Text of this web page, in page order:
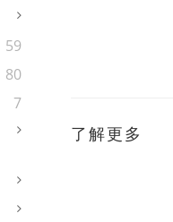
59
80
7
了解更多